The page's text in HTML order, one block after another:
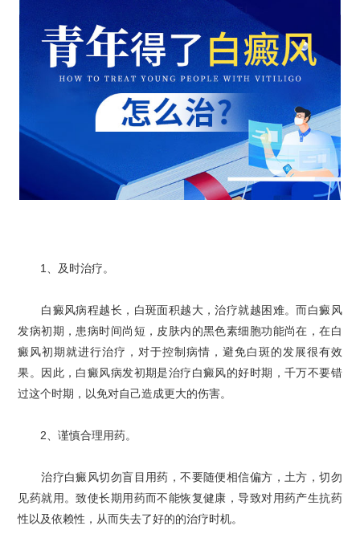
1、及时治疗。
白癜风病程越长，白斑面积越大，治疗就越困难。而白癜风
发病初期，患病时间尚短，皮肤内的黑色素细胞功能尚在，在白
癜风初期就进行治疗，对于控制病情，避免白斑的发展很有效
果。因此，白癜风病发初期是治疗白癜风的好时期，千万不要错
过这个时期，以免对自己造成更大的伤害。
2、谨慎合理用药。
治疗白癜风切勿盲目用药，不要随便相信偏方，土方，切勿
见药就用。致使长期用药而不能恢复健康，导致对用药产生抗药
性以及依赖性，从而失去了好的的治疗时机。